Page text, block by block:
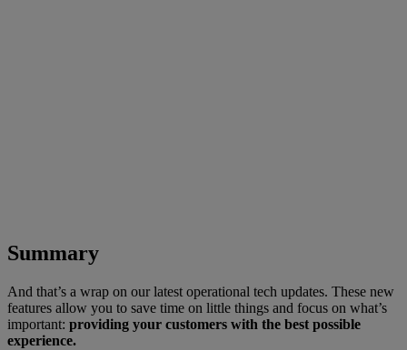
Summary
And that’s a wrap on our latest operational tech updates. These new
features allow you to save time on little things and focus on what’s
important: providing your customers with the best possible
experience.